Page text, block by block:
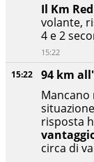
15:22
94 km
Mancano
risposta
circa di
Il Km
volante,
4 e 2
15:22